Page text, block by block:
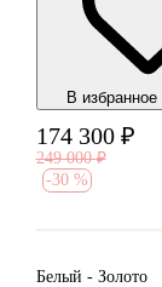
В избранноe
174 300 ₽
249 000 ₽
-30 %
Белый - Золото